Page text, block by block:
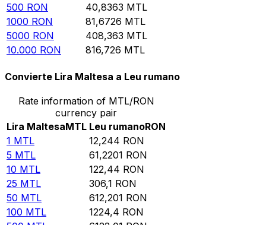
500 RON 40,8363 MTL
1000 RON 81,6726 MTL
5000 RON 408,363 MTL
10.000 RON 816,726 MTL
Convierte Lira Maltesa a Leu rumano
Rate information of MTL/RON
currency pair
Lira MaltesaMTL Leu rumanoRON
1 MTL 12,244 RON
5 MTL 61,2201 RON
10 MTL 122,44 RON
25 MTL 306,1 RON
50 MTL 612,201 RON
100 MTL 1224,4 RON